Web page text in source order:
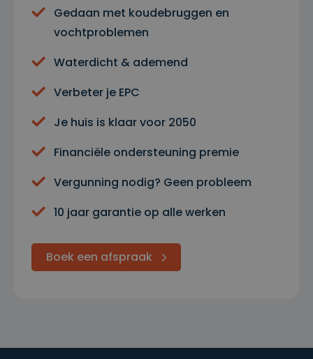
Gedaan met koudebruggen en
vochtproblemen
Waterdicht & ademend
Verbeter je EPC
Je huis is klaar voor 2050
Financiële ondersteuning premie
Vergunning nodig? Geen probleem
10 jaar garantie op alle werken
Boek een afspraak